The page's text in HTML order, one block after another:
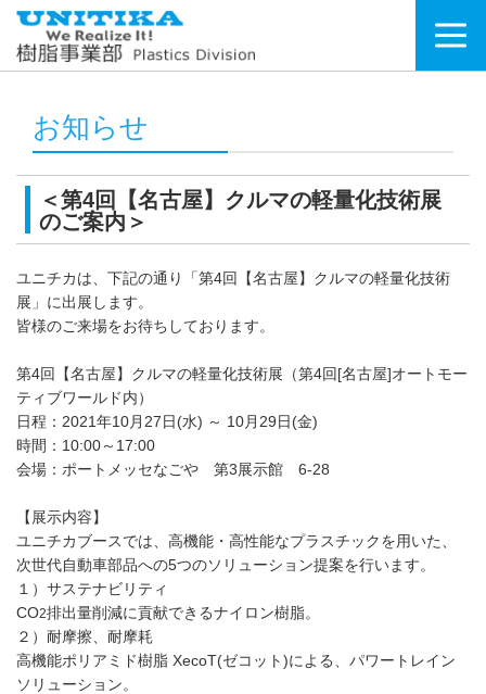
お知らせ
＜第4回【名古屋】クルマの軽量化技術展
のご案内＞
ユニチカは、下記の通り「第4回【名古屋】クルマの軽量化技術
展」に出展します。
皆様のご来場をお待ちしております。
第4回【名古屋】クルマの軽量化技術展（第4回[名古屋]オートモー
ティブワールド内）
日程：2021年10月27日(水) ～ 10月29日(金)
時間：10:00～17:00
会場：ポートメッセなごや 第3展示館 6-28
【展示内容】
ユニチカブースでは、高機能・高性能なプラスチックを用いた、
次世代自動車部品への5つのソリューション提案を行います。
１）サステナビリティ
CO2排出量削減に貢献できるナイロン樹脂。
２）耐摩擦、耐摩耗
高機能ポリアミド樹脂 XecoT(ゼコット)による、パワートレイン
ソリューション。